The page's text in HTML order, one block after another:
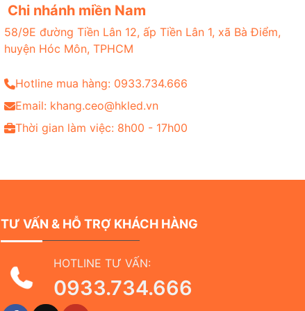
Chi nhánh miền Nam
58/9E đường Tiền Lân 12, ấp Tiền Lân 1, xã Bà Điểm,
huyện Hóc Môn, TPHCM
Hotline mua hàng: 0933.734.666
Email: khang.ceo@hkled.vn
Thời gian làm việc: 8h00 - 17h00
TƯ VẤN & HỖ TRỢ KHÁCH HÀNG
HOTLINE TƯ VẤN:
0933.734.666